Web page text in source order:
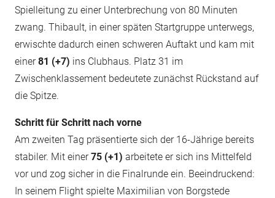
Spielleitung zu einer Unterbrechung von 80 Minuten
zwang. Thibault, in einer späten Startgruppe unterwegs,
erwischte dadurch einen schweren Auftakt und kam mit
einer81 (+7) ins Clubhaus. Platz 31 im
Zwischenklassement bedeutete zunächst Rückstand auf
die Spitze.
Schritt für Schritt nach vorne
Am zweiten Tag präsentierte sich der 16-Jährige bereits
stabiler. Mit einer75 (+1) arbeitete er sich ins Mittelfeld
vor und zog sicher in die Finalrunde ein. Beeindruckend:
In seinem Flight spielte Maximilian von Borgstede